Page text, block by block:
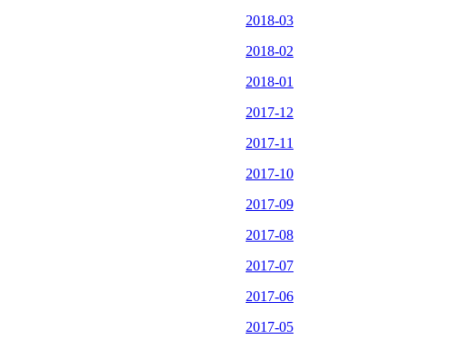
2018-03
2018-02
2018-01
2017-12
2017-11
2017-10
2017-09
2017-08
2017-07
2017-06
2017-05